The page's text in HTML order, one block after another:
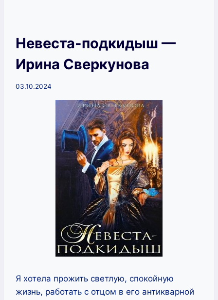
Невеста-подкидыш —
Ирина Сверкунова
03.10.2024
Я хотела прожить светлую, спокойную
жизнь, работать с отцом в его антикварной